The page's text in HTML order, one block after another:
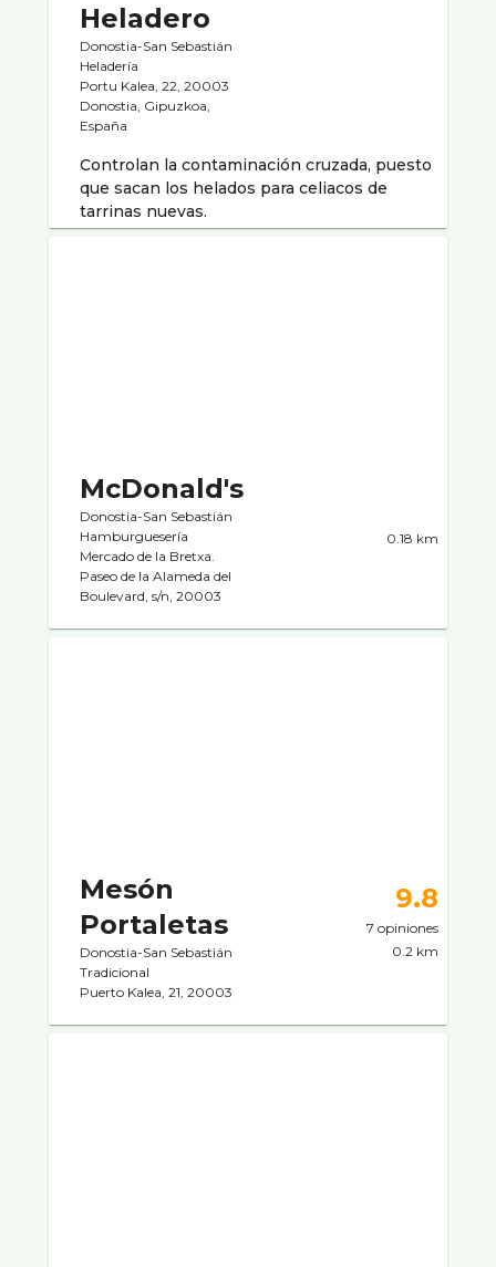
Heladero
Donostia-San Sebastián
Heladerí­a
Portu Kalea, 22, 20003
Donostia, Gipuzkoa,
España
Controlan la contaminación cruzada, puesto
que sacan los helados para celiacos de
tarrinas nuevas.
McDonald's
Donostia-San Sebastián
Hamburgueserí­a
Mercado de la Bretxa.
Paseo de la Alameda del
Boulevard, s/n, 20003
0.18 km
Mesón
Portaletas
Donostia-San Sebastián
Tradicional
Puerto Kalea, 21, 20003
9.8
7 opiniones
0.2 km